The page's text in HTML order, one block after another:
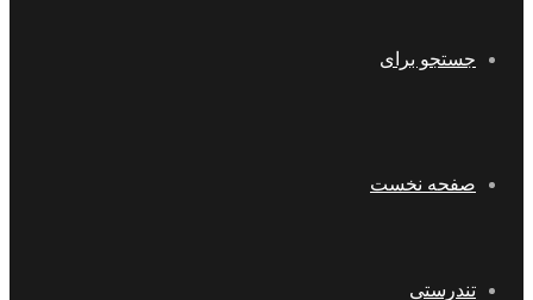
جستجو برای
صفحه نخست
تندرستی